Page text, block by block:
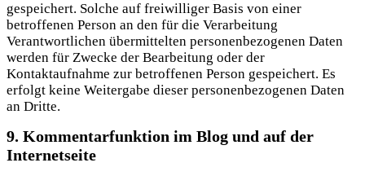
gespeichert. Solche auf freiwilliger Basis von einer
betroffenen Person an den für die Verarbeitung
Verantwortlichen übermittelten personenbezogenen Daten
werden für Zwecke der Bearbeitung oder der
Kontaktaufnahme zur betroffenen Person gespeichert. Es
erfolgt keine Weitergabe dieser personenbezogenen Daten
an Dritte.
9. Kommentarfunktion im Blog und auf der
Internetseite